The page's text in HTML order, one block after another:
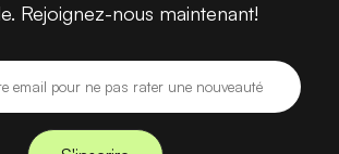
Rejoignez-nous maintenant!